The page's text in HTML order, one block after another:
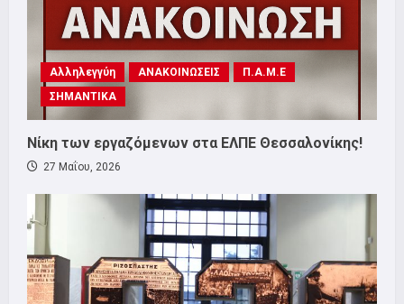
Αλληλεγγύη ΑΝΑΚΟΙΝΩΣΕΙΣ
Π.Α.Μ.Ε
ΣΗΜΑΝΤΙΚΑ
Νίκη των εργαζόμενων στα ΕΛΠΕ Θεσσαλονίκης!
27 Μαΐου, 2026